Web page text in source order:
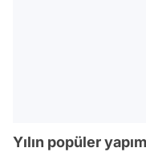
Yılın popüler